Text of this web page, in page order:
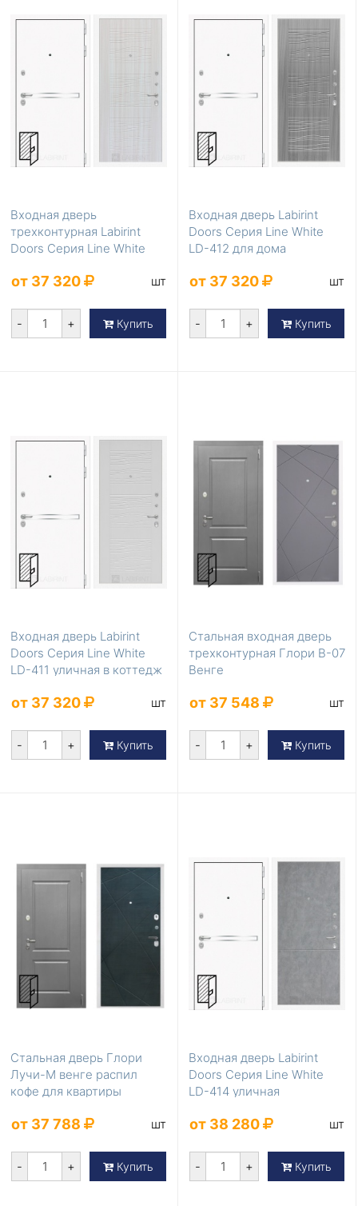
Входная дверь
трехконтурная Labirint
Doors Серия Line White
от 37 320 шт
- + Купить
Входная дверь Labirint
Doors Серия Line White
LD-412 для дома
от 37 320 шт
- + Купить
Входная дверь Labirint
Doors Серия Line White
LD-411 уличная в коттедж
от 37 320 шт
- + Купить
Стальная входная дверь
трехконтурная Глори В-07
Венге
от 37 548 шт
- + Купить
Стальная дверь Глори
Лучи-М венге распил
кофе для квартиры
от 37 788 шт
- + Купить
Входная дверь Labirint
Doors Серия Line White
LD-414 уличная
от 38 280 шт
- + Купить